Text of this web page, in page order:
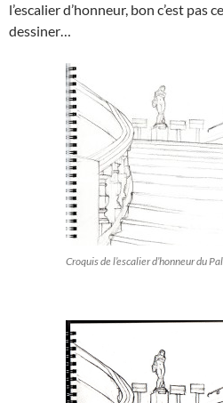
l’escalier d’honneur, bon c’est pas
dessiner…
Croquis de l’escalier d’honneur du